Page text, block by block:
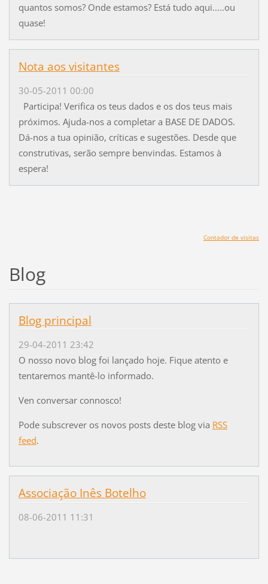
quantos somos? Onde estamos? Está tudo aqui.....ou
quase!
Nota aos visitantes
30-05-2011 00:00
Participa! Verifica os teus dados e os dos teus mais
próximos. Ajuda-nos a completar a BASE DE DADOS.
Dá-nos a tua opinião, críticas e sugestões. Desde que
construtivas, serão sempre benvindas. Estamos à
espera!
Contador de visitas
Blog
Blog principal
29-04-2011 23:42
O nosso novo blog foi lançado hoje. Fique atento e
tentaremos mantê-lo informado.
Ven conversar connosco!
Pode subscrever os novos posts deste blog via RSS
feed.
Associação Inês Botelho
08-06-2011 11:31